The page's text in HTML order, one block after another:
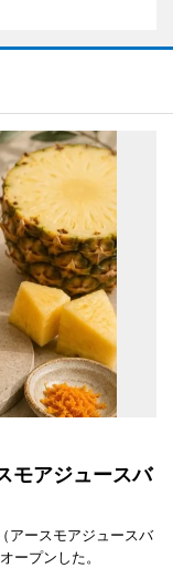
モアジュースバ
アースモアジュースバ
ープンした。